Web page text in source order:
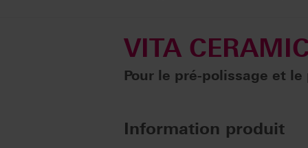
VITA
Pour le pré-polissage et
Information produit